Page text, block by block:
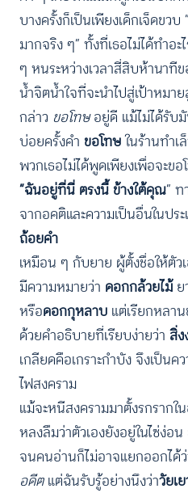
บางครั้งก็เป็นเพียงเด็กเจ็ดขว
มากจริง ๆ” ทั้งที่เธอไม่ได้ทำอ
ๆ หนระหว่างเวลาสี่สิบห้านาที
น้ำจิตน้ำใจที่จะนำไปสู่เป้าหม
กล่าว ขอโทษอยู่ดี แม้ไม่ได้รับ
บ่อยครั้งคำ ขอโทษในร้านทำเ
พวกเธอไม่ได้พูดเพียงเพื่อจะข
“ฉันอยู่ที่นี่ ตรงนี้ ข้างใต้คุณ”
จากอคติและความเป็นอื่นในปร
ถ้อยคำ
เหมือน ๆ กับยาย ผู้ตั้งชื่อให้ตัว
มีความหมายว่า ดอกกล้วยไม้ย
หรือดอกกุหลาบ แต่เรียกหลาน
ด้วยคำอธิบายที่เรียบง่ายว่า สิ่
เกลียดคือเกราะกำบัง จึงเป็น
ไฟสงคราม
แม้จะหนีสงครามมาตั้งรกรากใ
หลงลืมว่าตัวเองยังอยู่ในไซ่ง่อ
จนคนอ่านก็ไม่อาจแยกออกได้
อดีตแต่ฉันรับรู้อย่างนึงว่าวัยเ